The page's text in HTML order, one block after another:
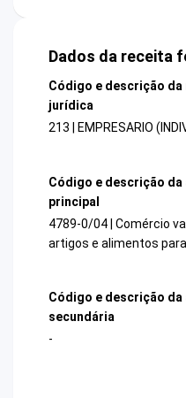
Dados da receita
Código e descrição da
jurídica
213 | EMPRESARIO
Código e descrição
principal
4789-0/04 | Comércio
artigos e alimentos
Código e descrição
secundária
-